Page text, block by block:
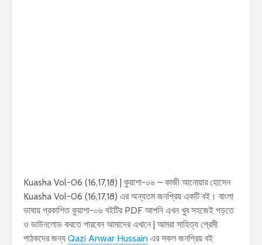
Kuasha Vol-06 (16,17,18) | কুয়াশা-০৬ – কাজী আনোয়ার হোসেন
Kuasha Vol-06 (16,17,18) এর অন্যতম জনপ্রিয় একটি বই। বাংলা
ভাষায় প্রকাশিত কুয়াশা-০৬ বইটির PDF আপনি এখন খুব সহজেই পড়তে
ও ডাউনলোড করতে পারবেন আমাদের এখানে | আমরা সাহিত্য প্রেমী
পাঠকদের জন্য Qazi Anwar Hussain এর সকল জনপ্রিয় বই